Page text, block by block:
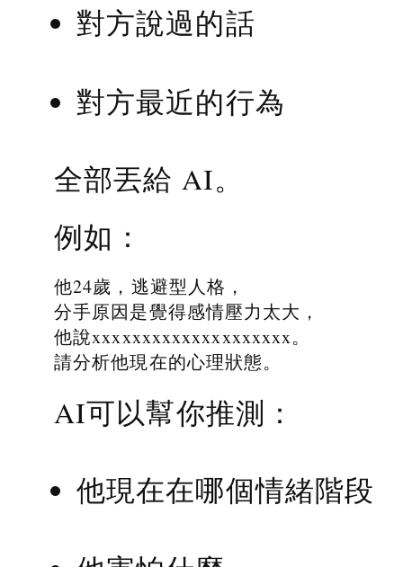
對方說過的話
對方最近的行為
全部丟給 AI。
例如：
他24歲，逃避型人格，
分手原因是覺得感情壓力太大，
他說xxxxxxxxxxxxxxxxxxxx。
請分析他現在的心理狀態。
AI可以幫你推測：
他現在在哪個情緒階段